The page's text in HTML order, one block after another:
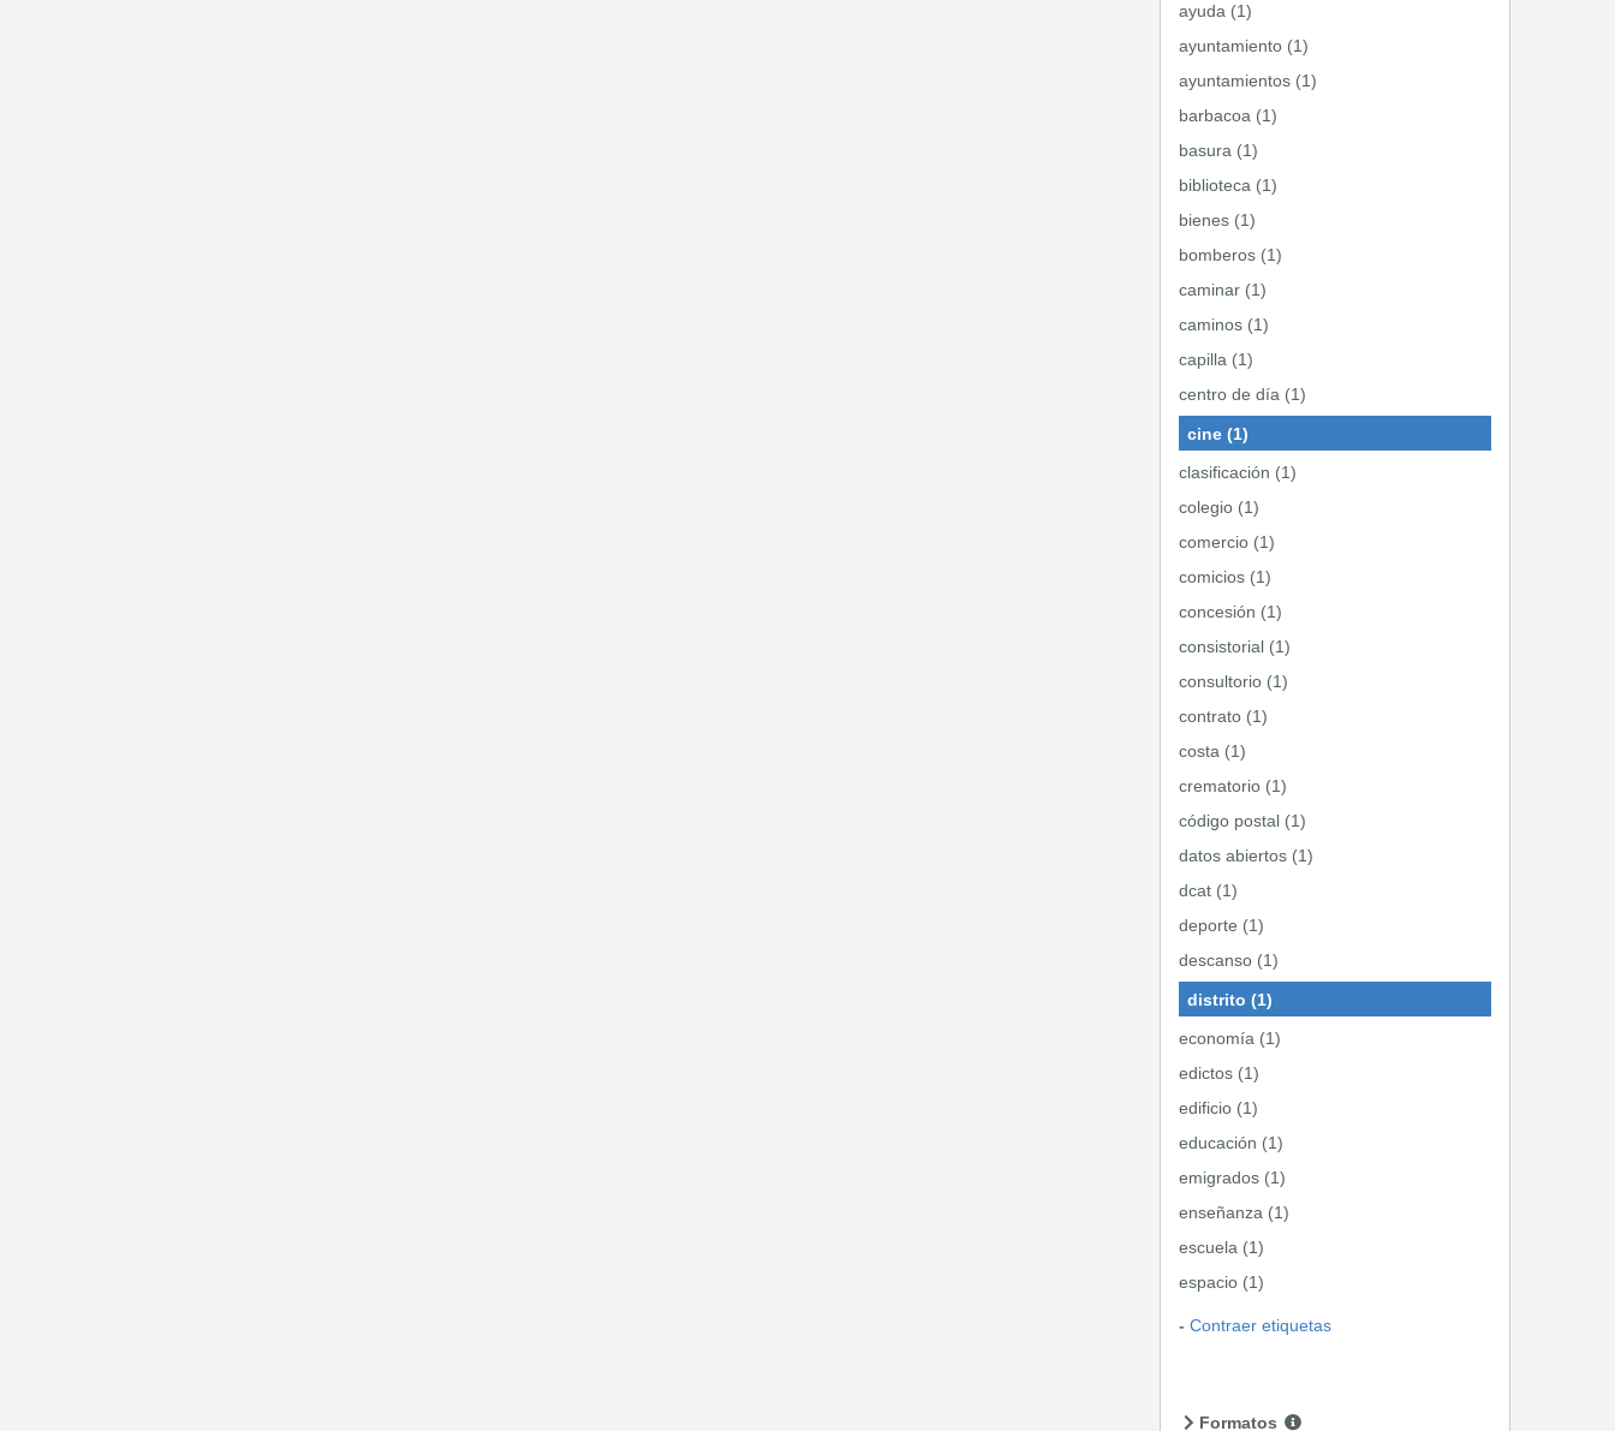
ayuda (1)
ayuntamiento (1)
ayuntamientos (1)
barbacoa (1)
basura (1)
biblioteca (1)
bienes (1)
bomberos (1)
caminar (1)
caminos (1)
capilla (1)
centro de día (1)
cine (1)
clasificación (1)
colegio (1)
comercio (1)
comicios (1)
concesión (1)
consistorial (1)
consultorio (1)
contrato (1)
costa (1)
crematorio (1)
código postal (1)
datos abiertos (1)
dcat (1)
deporte (1)
descanso (1)
distrito (1)
economía (1)
edictos (1)
edificio (1)
educación (1)
emigrados (1)
enseñanza (1)
escuela (1)
espacio (1)
Contraer etiquetas
Formatos